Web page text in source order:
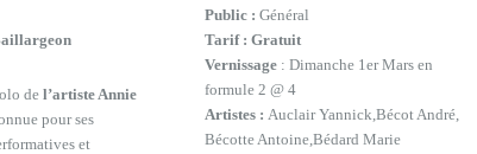
del’artiste Annie
pour ses
et
Public : Général
Tarif : Gratuit
Vernissage: Dimanche 1er Mars en
formule 2 @ 4
Artistes : Auclair Yannick,Bécot André,
Bécotte Antoine,Bédard Marie